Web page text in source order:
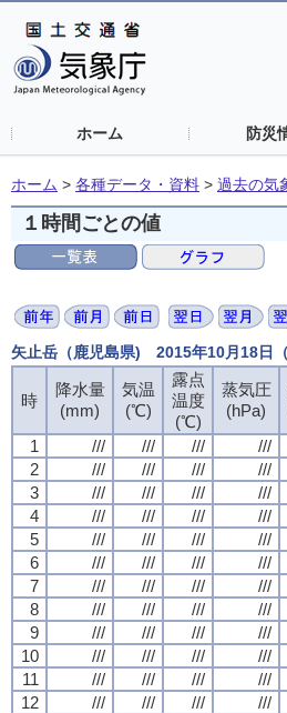
ホーム 防災
ホーム > 各種データ・資料 > 過去の気
１時間ごとの値
矢止岳（鹿児島県) 2015年10月18日（
時
降水量
(mm)
気温
(℃)
露点
温度
(℃)
蒸気圧
(hPa)
1
/// /// /// ///
2
/// /// /// ///
3
/// /// /// ///
4
/// /// /// ///
5
/// /// /// ///
6
/// /// /// ///
7
/// /// /// ///
8
/// /// /// ///
9
/// /// /// ///
10
/// /// /// ///
11
/// /// /// ///
12
/// /// /// ///